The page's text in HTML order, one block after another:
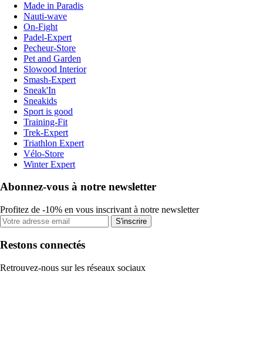
Made in Paradis
Nauti-wave
On-Fight
Padel-Expert
Pecheur-Store
Pet and Garden
Slowood Interior
Smash-Expert
Sneak'In
Sneakids
Sport is good
Training-Fit
Trek-Expert
Triathlon Expert
Vélo-Store
Winter Expert
Abonnez-vous à notre newsletter
Profitez de -10% en vous inscrivant à notre newsletter
S'inscrire
Restons connectés
Retrouvez-nous sur les réseaux sociaux